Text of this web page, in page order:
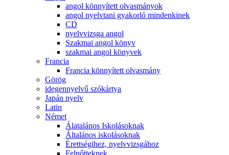
angol könnyített olvasmányok
angol nyelvtani gyakorló mindenkinek
CD
nyelvvizsga angol
Szakmai angol könyv
szakmai angol könyvek
Francia
Francia könnyített olvasmány
Görög
idegennyelvű szókártya
Japán nyelv
Latin
Német
Álatalános Iskolásoknak
Általános iskolásoknak
Érettségihez, nyelvvizsgához
Felnőtteknek